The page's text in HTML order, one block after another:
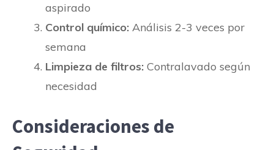
aspirado
Control químico: Análisis 2-3 veces por
semana
Limpieza de filtros: Contralavado según
necesidad
Consideraciones de